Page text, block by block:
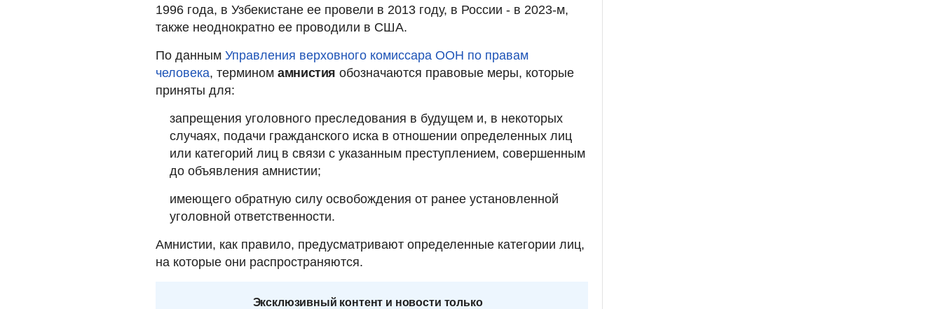
1996 года, в Узбекистане ее провели в 2013 году, в России - в 2023-м,
также неоднократно ее проводили в США.
По данным Управления верховного комиссара ООН по правам
человека, термином амнистия обозначаются правовые меры, которые
приняты для:
запрещения уголовного преследования в будущем и, в некоторых
случаях, подачи гражданского иска в отношении определенных лиц
или категорий лиц в связи с указанным преступлением, совершенным
до объявления амнистии;
имеющего обратную силу освобождения от ранее установленной
уголовной ответственности.
Амнистии, как правило, предусматривают определенные категории лиц,
на которые они распространяются.
Эксклюзивный контент и новости только